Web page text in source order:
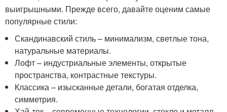
выигрышными. Прежде всего, давайте оценим самые
популярные стили:
Скандинавский стиль – минимализм, светлые тона,
натуральные материалы.
Лофт – индустриальные элементы, открытые
пространства, контрастные текстуры.
Классика – изысканные детали, богатая отделка,
симметрия.